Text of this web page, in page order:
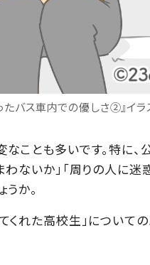
たバス車内での優しさ②』イラ
ことも多いです。特に、
ないか」「周りの人に
か。
れた高校生」についての